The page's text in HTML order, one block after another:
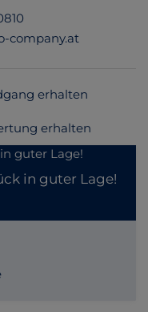
company.at
erhalten
erhalten
in guter Lage!